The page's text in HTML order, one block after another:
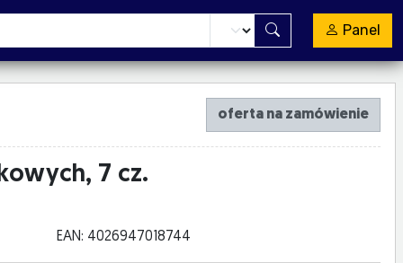
Panel
oferta na zamówienie
7 cz.
EAN: 4026947018744